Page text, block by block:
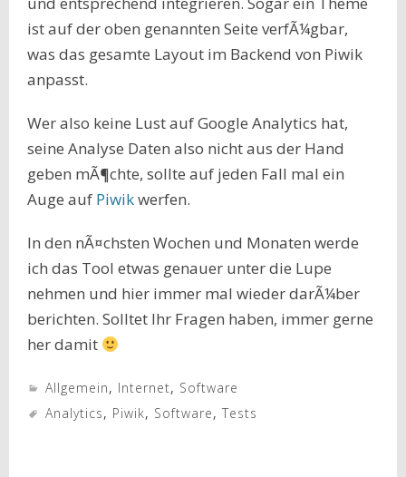
ist auf der oben genannten Seite verfÃ¼gbar,
was das gesamte Layout im Backend von Piwik
anpasst.
Wer also keine Lust auf Google Analytics hat,
seine Analyse Daten also nicht aus der Hand
geben mÃ¶chte, sollte auf jeden Fall mal ein
Auge auf Piwikwerfen.
In den nÃ¤chsten Wochen und Monaten werde
ich das Tool etwas genauer unter die Lupe
nehmen und hier immer mal wieder darÃ¼ber
berichten. Solltet Ihr Fragen haben, immer gerne
her damit
Allgemein, Internet, Software
Analytics, Piwik, Software, Tests